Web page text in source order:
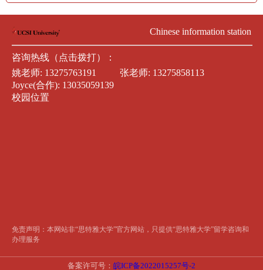
Chinese information station
咨询热线（点击拨打）：
姚老师: 13275763191 张老师: 13275858113
Joyce(合作): 13035059139
校园位置
免责声明：本网站非“思特雅大学”官方网站，只提供“思特雅大学”留学咨询和
办理服务
备案许可号： 皖ICP备2022015257号-2